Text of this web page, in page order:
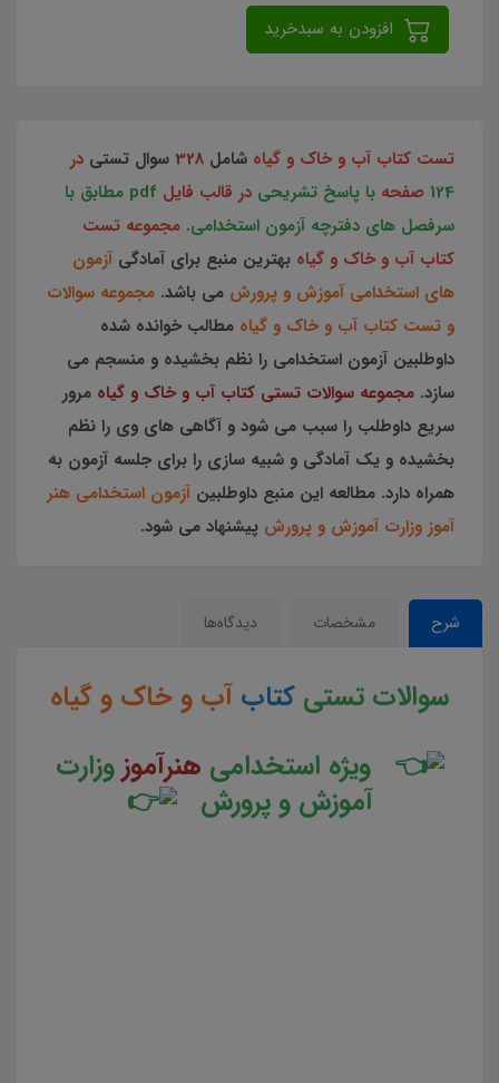
تست کتاب آب و خاک و گیاه شامل 328 سوال تستی در
124 صفحه با پاسخ تشریحی در قالب فایل
pdf مطابق با
سرفصل های دفترچه آزمون استخدامی. مجموعه تست
کتاب آب و خاک و گیاه بهترین منبع برای آمادگی آزمون
های استخدامی آموزش و پرورش می باشد. مجموعه سوالات
و تست کتاب آب و خاک و گیاه مطالب خوانده شده
داوطلبین آزمون استخدامی را نظم بخشیده و منسجم می
سازد. مجموعه سوالات تستی کتاب آب و خاک و گیاه مرور
سریع داوطلب را سبب می شود و آگاهی های وی را نظم
بخشیده و یک آمادگی و شبیه سازی را برای جلسه آزمون به
همراه دارد. مطالعه این منبع داوطلبین آزمون استخدامی هنر
آموز وزارت آموزش و پرورش پیشنهاد می شود.
شرح مشخصات دیدگاه‌ها
سوالات تستی کتاب آب و خاک و گیاه
ویژه استخدامی هنرآموزوزارت
آموزش و پرورش